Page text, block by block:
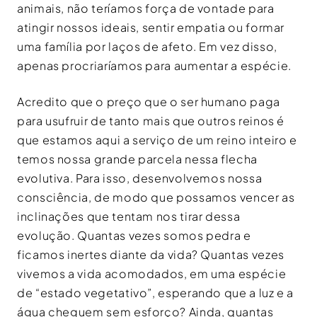
animais, não teríamos força de vontade para
atingir nossos ideais, sentir empatia ou formar
uma família por laços de afeto. Em vez disso,
apenas procriaríamos para aumentar a espécie.
Acredito que o preço que o ser humano paga
para usufruir de tanto mais que outros reinos é
que estamos aqui a serviço de um reino inteiro e
temos nossa grande parcela nessa flecha
evolutiva. Para isso, desenvolvemos nossa
consciência, de modo que possamos vencer as
inclinações que tentam nos tirar dessa
evolução. Quantas vezes somos pedra e
ficamos inertes diante da vida? Quantas vezes
vivemos a vida acomodados, em uma espécie
de “estado vegetativo”, esperando que a luz e a
água cheguem sem esforço? Ainda, quantas